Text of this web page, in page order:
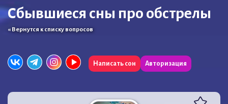
Сбывшиеся сны про обстрелы
« Вернутся к списку вопросов
Написать сон Авторизация